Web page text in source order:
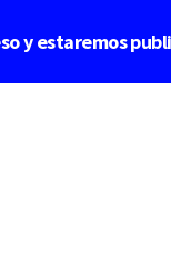
y estaremos